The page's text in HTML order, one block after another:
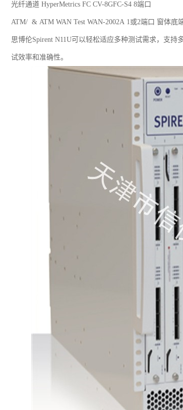
光纤通道 HyperMetrics FC CV-8GFC-S4 8端口
ATM/ & ATM WAN Test WAN-2002A 1或2端口 窗体底
思博伦Spirent N11U可以轻松适应多种测试需求，支
试效率和准确性。